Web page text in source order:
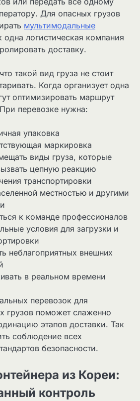
Для опасных грузов
мультимодальные
одна логистическая компания
доставку.
такой вид груза не стоит
Когда организует одна
оптимизировать маршрут
перевозке нужна:
упаковка
маркировка
виды груза, которые
цепную реакцию
транспортировки
местностью и другими
к команде профессионалов
условия для загрузки и
неблагоприятных внешних
в реальном времени
перевозок для
грузов поможет слаженно
этапов доставки. Так
соблюдение всех
безопасности.
из Кореи:
контроль